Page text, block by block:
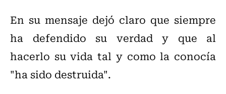
En su mensaje dejó claro que siempre
ha defendido su verdad y que al
hacerlo su vida tal y como la conocía
"ha sido destruida".